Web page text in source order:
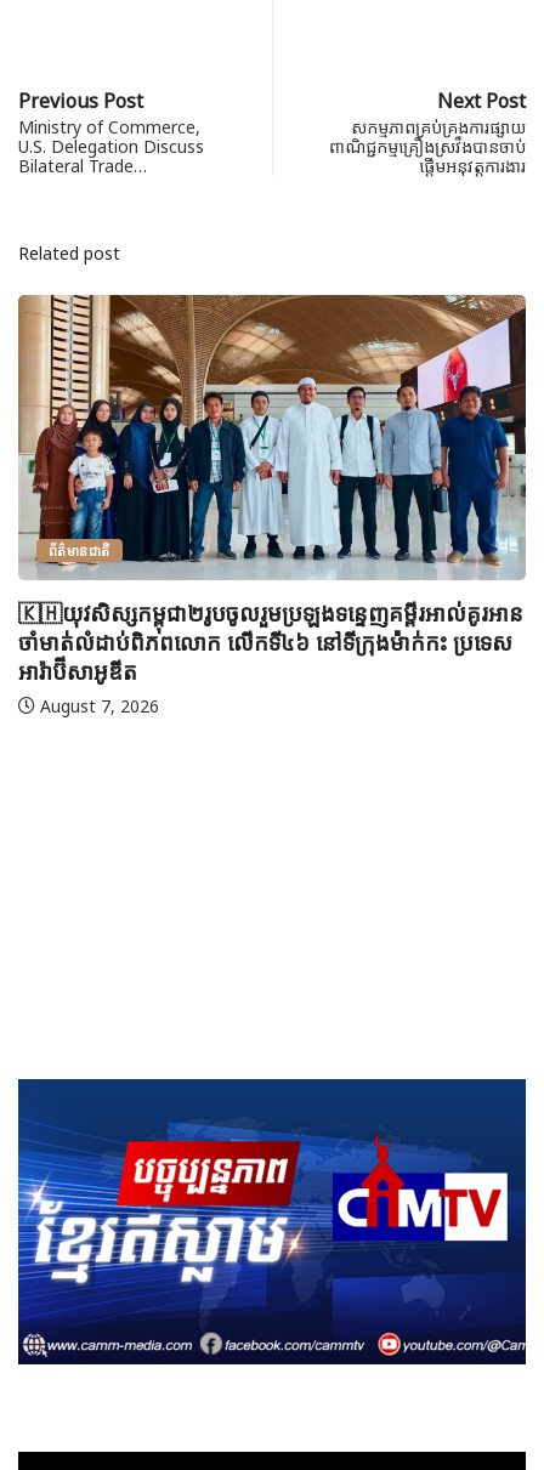
Previous Post
Ministry of Commerce,
U.S. Delegation Discuss
Bilateral Trade…
Next Post
សកម្មភាពគ្រប់គ្រងការផ្សាយ
ពាណិជ្ជកម្មគ្រឿងស្រវឹងបានចាប់
ផ្តើមអនុវត្តការងារ
Related post
ព័ត៌មានជាតិ
🇰🇭យុវសិស្សកម្ពុជា២រូបចូលរួមប្រឡងទន្ទេញគម្ពីរអាល់គូរអាន
ចាំមាត់លំដាប់ពិភពលោក លើកទី៤៦ នៅទីក្រុងម៉ាក់កះ ប្រទេស
អារ៉ាប៊ីសាអូឌីត
August 7, 2026